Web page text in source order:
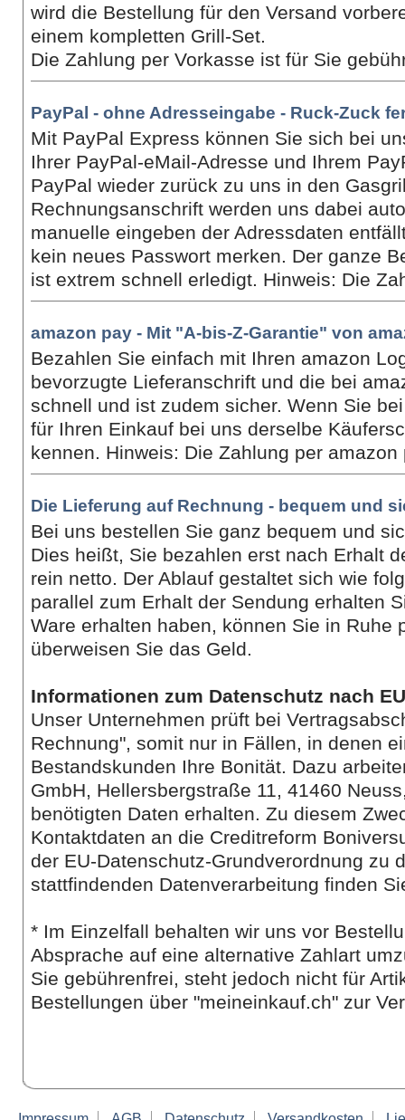
wird die Bestellung für den Versand
einem kompletten Grill-Set.
Die Zahlung per Vorkasse ist für Sie
PayPal - ohne Adresseingabe - Ruck-Zuck
Mit PayPal Express können Sie sich bei
Ihrer PayPal-eMail-Adresse und Ihrem
PayPal wieder zurück zu uns in den
Rechnungsanschrift werden uns dabei
manuelle eingeben der Adressdaten
kein neues Passwort merken. Der ganze
ist extrem schnell erledigt. Hinweis: Die
amazon pay - Mit "A-bis-Z-Garantie" von
Bezahlen Sie einfach mit Ihren amazon
bevorzugte Lieferanschrift und die bei
schnell und ist zudem sicher. Wenn Sie
für Ihren Einkauf bei uns derselbe
kennen. Hinweis: Die Zahlung per
Die Lieferung auf Rechnung - bequem und
Bei uns bestellen Sie ganz bequem und
Dies heißt, Sie bezahlen erst nach Erhalt
rein netto. Der Ablauf gestaltet sich wie
parallel zum Erhalt der Sendung erhalten
Ware erhalten haben, können Sie in
überweisen Sie das Geld.
Informationen zum Datenschutz nach
Unser Unternehmen prüft bei
Rechnung", somit nur in Fällen, in denen
Bestandskunden Ihre Bonität. Dazu
GmbH, Hellersbergstraße 11, 41460
benötigten Daten erhalten. Zu diesem
Kontaktdaten an die Creditreform
der EU-Datenschutz-Grundverordnung zu
stattfindenden Datenverarbeitung finden
* Im Einzelfall behalten wir uns vor
Absprache auf eine alternative Zahlart
Sie gebührenfrei, steht jedoch nicht für
Bestellungen über "meineinkauf.ch" zur